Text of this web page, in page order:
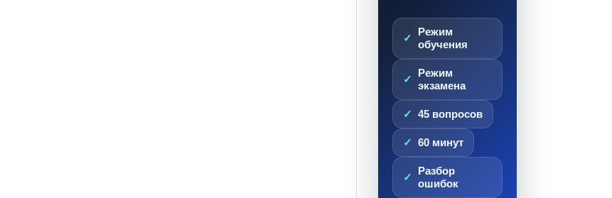
Режим
обучения
Режим
экзамена
45 вопросов
60 минут
Разбор
ошибок